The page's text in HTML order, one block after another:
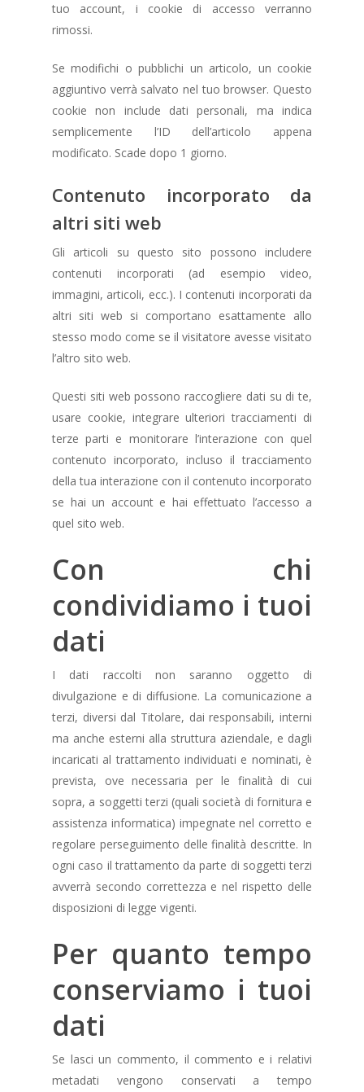
tuo account, i cookie di accesso verranno
rimossi.
Se modifichi o pubblichi un articolo, un cookie
aggiuntivo verrà salvato nel tuo browser. Questo
cookie non include dati personali, ma indica
semplicemente l’ID dell’articolo appena
modificato. Scade dopo 1 giorno.
Contenuto incorporato da
altri siti web
Gli articoli su questo sito possono includere
contenuti incorporati (ad esempio video,
immagini, articoli, ecc.). I contenuti incorporati da
altri siti web si comportano esattamente allo
stesso modo come se il visitatore avesse visitato
l’altro sito web.
Questi siti web possono raccogliere dati su di te,
usare cookie, integrare ulteriori tracciamenti di
terze parti e monitorare l’interazione con quel
contenuto incorporato, incluso il tracciamento
della tua interazione con il contenuto incorporato
se hai un account e hai effettuato l’accesso a
quel sito web.
Con chi
condividiamo i tuoi
dati
I dati raccolti non saranno oggetto di
divulgazione e di diffusione. La comunicazione a
terzi, diversi dal Titolare, dai responsabili, interni
ma anche esterni alla struttura aziendale, e dagli
incaricati al trattamento individuati e nominati, è
prevista, ove necessaria per le finalità di cui
sopra, a soggetti terzi (quali società di fornitura e
assistenza informatica) impegnate nel corretto e
regolare perseguimento delle finalità descritte. In
ogni caso il trattamento da parte di soggetti terzi
avverrà secondo correttezza e nel rispetto delle
disposizioni di legge vigenti.
Per quanto tempo
conserviamo i tuoi
dati
Se lasci un commento, il commento e i relativi
metadati vengono conservati a tempo